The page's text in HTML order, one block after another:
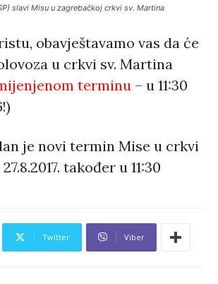
slavi Misu u zagrebačkoj crkvi sv. Martina
obavještavamo vas da će
u crkvi sv. Martina
terminu – u 11:30
je novi termin Mise u crkvi
također u 11:30
Twitter Viber